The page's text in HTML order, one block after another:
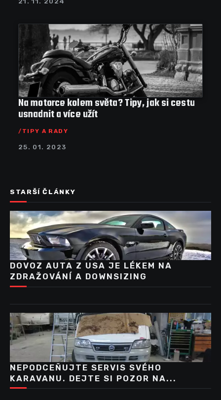
Na motorce kolem světa? Tipy, jak si cestu
usnadnit a více užít
TIPY A RADY
25. 01. 2023
STARŠÍ ČLÁNKY
DOVOZ AUTA Z USA JE LÉKEM NA
ZDRAŽOVÁNÍ A DOWNSIZING
NEPODCEŇUJTE SERVIS SVÉHO
KARAVANU. DEJTE SI POZOR NA...